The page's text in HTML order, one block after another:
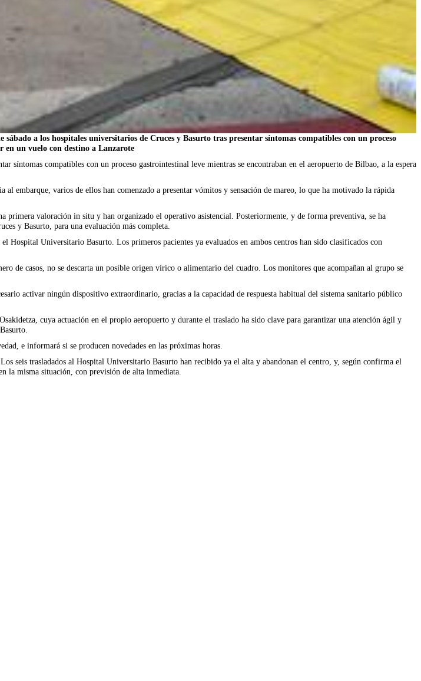
a los hospitales universitarios de Cruces y Basurto tras presentar síntomas compatibles con un proceso
en un vuelo con destino a Lanzarote
síntomas compatibles con un proceso gastrointestinal leve mientras se encontraban en el aeropuerto de Bilbao, a la espera
embarque, varios de ellos han comenzado a presentar vómitos y sensación de mareo, lo que ha motivado la rápida
primera valoración in situ y han organizado el operativo asistencial. Posteriormente, y de forma preventiva, se ha
y Basurto, para una evaluación más completa.
Universitario Basurto. Los primeros pacientes ya evaluados en ambos centros han sido clasificados con
de casos, no se descarta un posible origen vírico o alimentario del cuadro. Los monitores que acompañan al grupo se
activar ningún dispositivo extraordinario, gracias a la capacidad de respuesta habitual del sistema sanitario público
cuya actuación en el propio aeropuerto y durante el traslado ha sido clave para garantizar una atención ágil y
e informará si se producen novedades en las próximas horas.
seis trasladados al Hospital Universitario Basurto han recibido ya el alta y abandonan el centro, y, según confirma el
la misma situación, con previsión de alta inmediata.